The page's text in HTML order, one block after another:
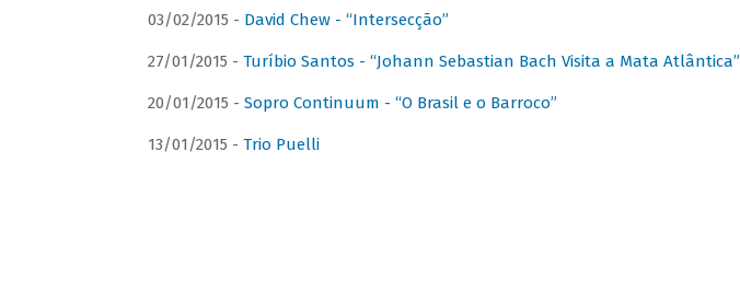
03/02/2015 - David Chew - “Intersecção”
27/01/2015 - Turíbio Santos - “Johann Sebastian Bach Visita a Mata Atlântica”
20/01/2015 - Sopro Continuum - “O Brasil e o Barroco”
13/01/2015 - Trio Puelli